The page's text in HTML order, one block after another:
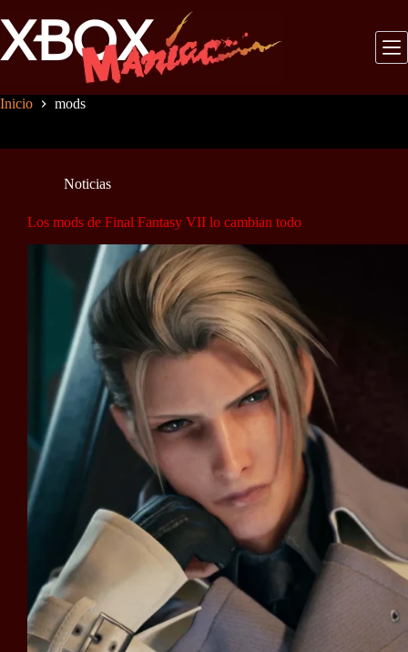
al
contenido
Inicio mods
Noticias
Los mods de Final Fantasy VII lo cambian todo